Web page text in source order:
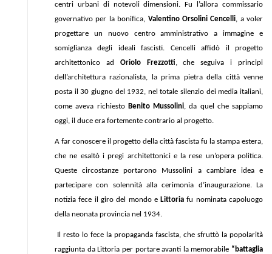
centri urbani di notevoli dimensioni. Fu l’allora commissario
governativo per la bonifica, Valentino Orsolini Cencelli, a voler
progettare un nuovo centro amministrativo a immagine e
somiglianza degli ideali fascisti. Cencelli affidò il progetto
architettonico ad Oriolo Frezzotti, che seguiva i principi
dell’architettura razionalista, la prima pietra della città venne
posta il 30 giugno del 1932, nel totale silenzio dei media italiani,
come aveva richiesto Benito Mussolini, da quel che sappiamo
oggi, il duce era fortemente contrario al progetto.
A far conoscere il progetto della città fascista fu la stampa estera,
che ne esaltò i pregi architettonici e la rese un’opera politica.
Queste circostanze portarono Mussolini a cambiare idea e
partecipare con solennità alla cerimonia d’inaugurazione. La
notizia fece il giro del mondo e Littoria fu nominata capoluogo
della neonata provincia nel 1934.
Il resto lo fece la propaganda fascista, che sfruttò la popolarità
raggiunta da Littoria per portare avanti la memorabile “battaglia